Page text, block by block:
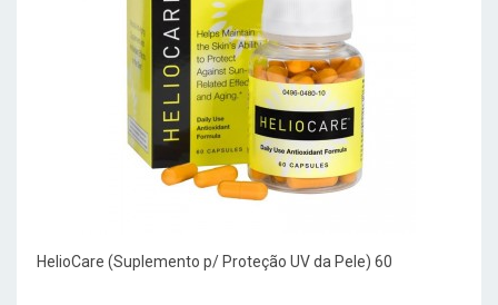
HelioCare (Suplemento p/ Proteção UV da Pele) 60